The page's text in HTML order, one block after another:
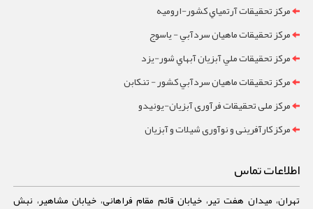
مرکز تحقيقات آرتمياي کشور-ارومیه
مرکز تحقيقات ماهيان سردآبي - ياسوج
مرکز تحقيقات ملي آبزيان آبهاي شور-یزد
مرکز تحقيقات ماهيان سردآبي کشور - تنکابن
مرکز ملی تحقیقات فرآوری آبزیان-یونیدو
مرکز کارآفرینی و نوآوری شیلات و آبزیان
اطلاعات تماس
تهران، میدان هفت تیر، خیابان قائم مقام فراهانی، خیابان مشاهیر، نبش